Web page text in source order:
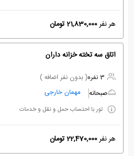
هر نفر21,830,000 تومان
اتاق سه تخته خزانه داران
3 نفره
( بدون نفر اضافه )
صبحانه
مهمان خارجی
تور با احتساب حمل و نقل و خدمات
هر نفر22,470,000 تومان